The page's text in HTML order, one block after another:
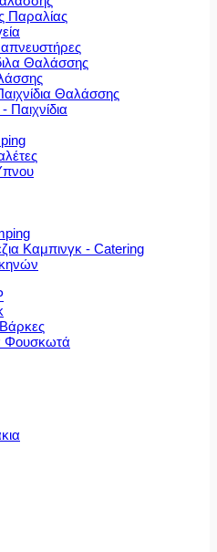
Παραλίας
Θαλάσσης
Θαλάσσης
Παιχνίδια
Καμπινγκ - Catering
Φουσκωτά